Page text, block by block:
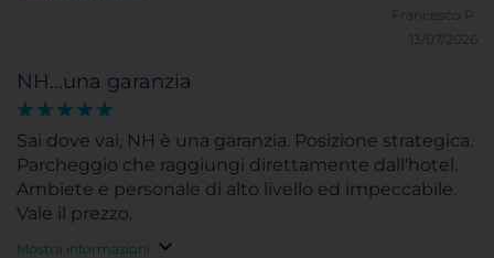
Francesco P.
13/07/2026
NH...una garanzia
Sai dove vai, NH è una garanzia. Posizione strategica.
Parcheggio che raggiungi direttamente dall'hotel.
Ambiete e personale di alto livello ed impeccabile.
Vale il prezzo.
Mostra informazioni